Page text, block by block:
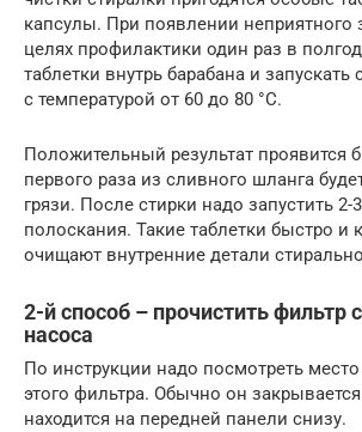
капсулы. При появлении неприятного
целях профилактики один раз в
таблетки внутрь барабана и запускать
с температурой от 60 до 80 °С.
Положительный результат проявится
первого раза из сливного шланга
грязи. После стирки надо запустить
полоскания. Такие таблетки быстро и
очищают внутренние детали
2-й способ – прочистить фильтр
насоса
По инструкции надо посмотреть
этого фильтра. Обычно он
находится на передней панели снизу.